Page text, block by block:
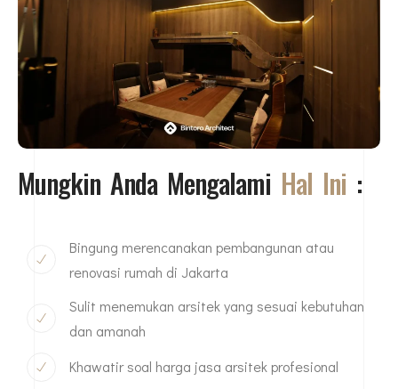
Mungkin Anda Mengalami Hal Ini :
Bingung merencanakan pembangunan atau
renovasi rumah di Jakarta
Sulit menemukan arsitek yang sesuai kebutuhan
dan amanah
Khawatir soal harga jasa arsitek profesional